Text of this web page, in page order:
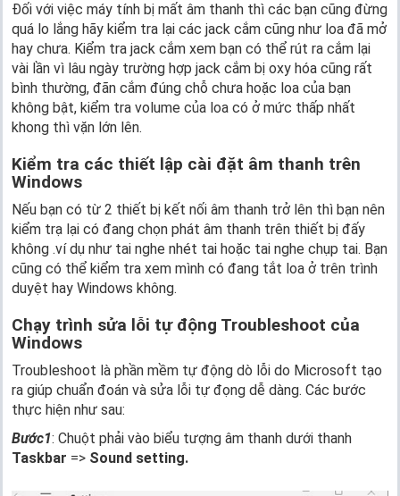
Đối với việc máy tính bị mất âm thanh thì các bạn cũng đừng
quá lo lắng hãy kiểm tra lại các jack cắm cũng như loa đã mở
hay chưa. Kiểm tra jack cắm xem bạn có thể rút ra cắm lại
vài lần vì lâu ngày trường hợp jack cắm bị oxy hóa cũng rất
bình thường, đãn cắm đúng chỗ chưa hoặc loa của bạn
không bật, kiểm tra volume của loa có ở mức thấp nhất
khong thì vặn lớn lên.
Kiểm tra các thiết lập cài đặt âm thanh trên
Windows
Nếu bạn có từ 2 thiết bị kết nối âm thanh trở lên thì bạn nên
kiểm trạ lại có đang chọn phát âm thanh trên thiết bị đấy
không .ví dụ như tai nghe nhét tai hoặc tai nghe chụp tai. Bạn
cũng có thể kiểm tra xem mình có đang tắt loa ở trên trình
duyệt hay Windows không.
Chạy trình sửa lỗi tự động Troubleshoot của
Windows
Troubleshoot là phần mềm tự động dò lỗi do Microsoft tạo
ra giúp chuẩn đoán và sửa lỗi tự đọng dễ dàng. Các bước
thực hiện như sau:
Bước1: Chuột phải vào biểu tượng âm thanh dưới thanh
Taskbar => Sound setting.